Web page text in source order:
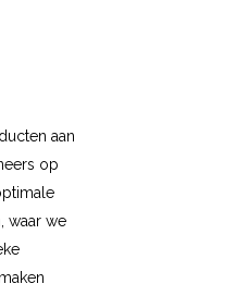
aan
op
waar we